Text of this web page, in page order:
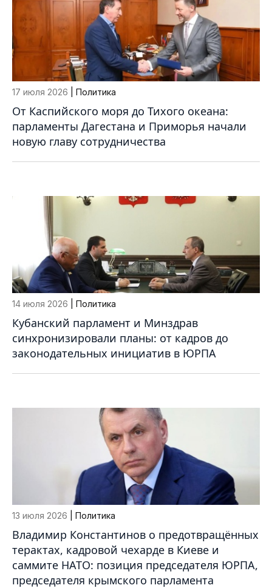
17 июля 2026 | Политика
От Каспийского моря до Тихого океана:
парламенты Дагестана и Приморья начали
новую главу сотрудничества
14 июля 2026 | Политика
Кубанский парламент и Минздрав
синхронизировали планы: от кадров до
законодательных инициатив в ЮРПА
13 июля 2026 | Политика
Владимир Константинов о предотвращённых
терактах, кадровой чехарде в Киеве и
саммите НАТО: позиция председателя ЮРПА,
председателя крымского парламента